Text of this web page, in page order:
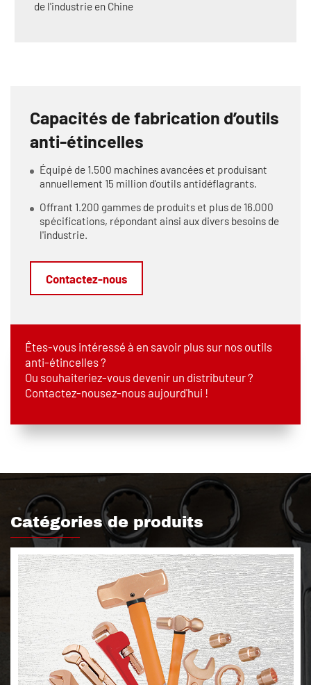
de l'industrie en Chine
Capacités de fabrication d’outils
anti-étincelles
Équipé de 1.500 machines avancées et produisant
annuellement 15 million d'outils antidéflagrants.
Offrant 1.200 gammes de produits et plus de 16.000
spécifications, répondant ainsi aux divers besoins de
l'industrie.
Contactez-nous
Êtes-vous intéressé à en savoir plus sur nos outils
anti-étincelles ?
Ou souhaiteriez-vous devenir un distributeur ?
Contactez-nousez-nous aujourd'hui !
Catégories de produits